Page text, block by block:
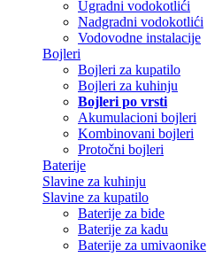
Ugradni vodokotlići
Nadgradni vodokotlići
Vodovodne instalacije
Bojleri
Bojleri za kupatilo
Bojleri za kuhinju
Bojleri po vrsti
Akumulacioni bojleri
Kombinovani bojleri
Protočni bojleri
Baterije
Slavine za kuhinju
Slavine za kupatilo
Baterije za bide
Baterije za kadu
Baterije za umivaonike